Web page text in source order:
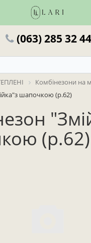
(063) 285 32 44
Комбінезони на
шапочкою (р.62)
(р.62)